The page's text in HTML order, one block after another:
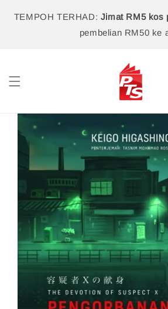
TEMPOH TERHAD: Jimat RM5 kos
pembelian RM50 ke